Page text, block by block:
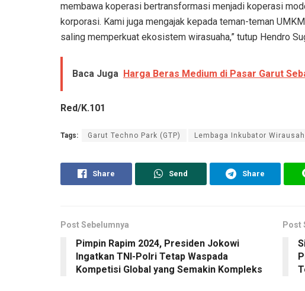
membawa koperasi bertransformasi menjadi koperasi
korporasi. Kami juga mengajak kepada teman-teman
saling memperkuat ekosistem wirasuaha,” tutup Hendro
Baca Juga Harga Beras Medium di Pasar Garut
Red/K.101
Tags: Garut Techno Park (GTP) Lembaga Inkubator
Share Send Share
Post Sebelumnya
Pimpin Rapim 2024, Presiden Jokowi
Ingatkan TNI-Polri Tetap Waspada
Kompetisi Global yang Semakin Kompleks
Post